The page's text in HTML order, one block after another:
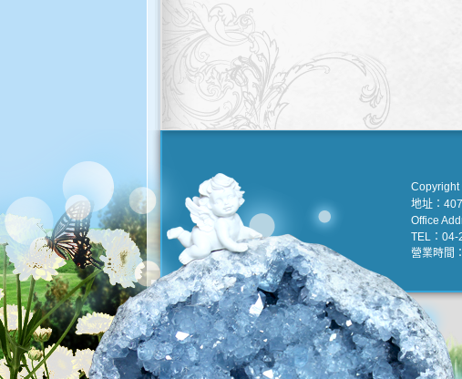
Copyright
地址：
Office
TEL：
營業時間